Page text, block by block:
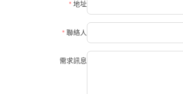
* 地址
* 聯絡人
需求訊息